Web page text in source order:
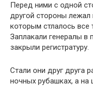
Перед ними с одной
другой стороны
которым стлалось все
Заплакали генералы в
закрыли регистратуру.
Стали они друг друга
ночных рубашках, а на